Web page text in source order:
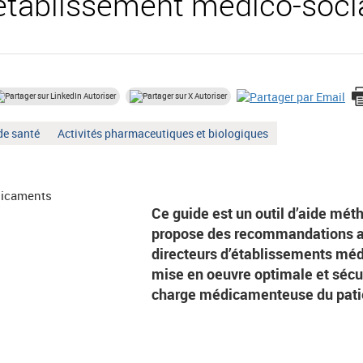
Autoriser Autoriser
santé
Mot
Activités pharmaceutiques et biologiques
Ce guide est un outil d’aide
propose des recommandations
directeurs d’établissements
mise en oeuvre optimale et
charge médicamenteuse du